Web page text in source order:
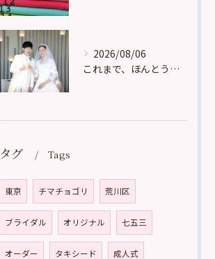
2026/08/06
これまで、ほんとうに多くの、たくさんの、数え切れないほどのお...
タグ Tags
東京 チマチョゴリ 荒川区
ブライダル オリジナル 七五三
オーダー タキシード 成人式